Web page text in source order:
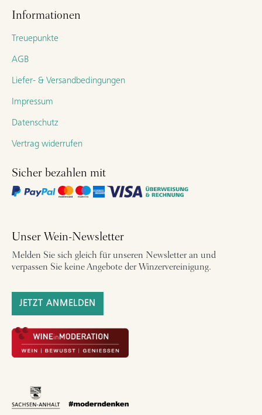
Informationen
Treuepunkte
AGB
Liefer- & Versandbedingungen
Impressum
Datenschutz
Vertrag widerrufen
Sicher bezahlen mit
Unser Wein-Newsletter
Melden Sie sich gleich für unseren Newsletter an und
verpassen Sie keine Angebote der Winzervereinigung.
JETZT ANMELDEN